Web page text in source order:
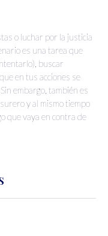
o luchar por la justicia
es una tarea que
buscar
en tus acciones se
embargo, también es
y al mismo tiempo
que vaya en contra de